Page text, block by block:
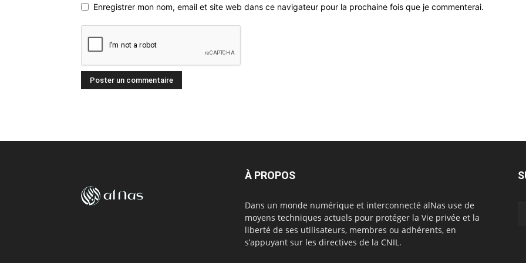
Enregistrer mon nom, email et site web dans ce navigateur pour la prochaine fois que je commenterai.
À PROPOS
Dans un monde numérique et interconnecté alNas use de
moyens techniques actuels pour protéger la Vie privée et la
liberté de ses utilisateurs, membres ou adhérents, en
s’appuyant sur les directives de la CNIL.